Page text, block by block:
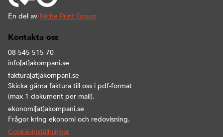
En del av Niche Print Group
Kontakta oss
08-545 515 70
info[at]akompani.se
faktura[at]akompani.se
Skicka gärna faktura till oss i pdf-format
(max 1 dokument per mail).
ekonomi[at]akompani.se
Frågor kring ekonomi och redovisning.
Cookie-inställningar